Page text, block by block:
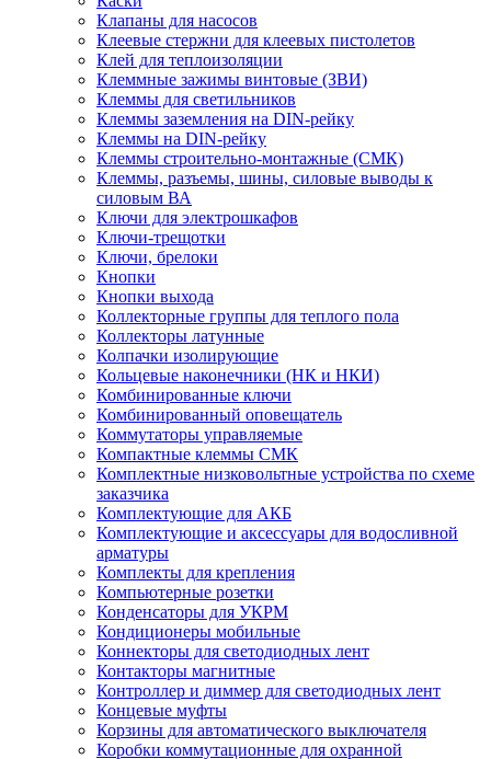
Клапаны для насосов
Клеевые стержни для клеевых пистолетов
Клей для теплоизоляции
Клеммные зажимы винтовые (ЗВИ)
Клеммы для светильников
Клеммы заземления на DIN-рейку
Клеммы на DIN-рейку
Клеммы строительно-монтажные (СМК)
Клеммы, разъемы, шины, силовые выводы к
силовым ВА
Ключи для электрошкафов
Ключи-трещотки
Ключи, брелоки
Кнопки
Кнопки выхода
Коллекторные группы для теплого пола
Коллекторы латунные
Колпачки изолирующие
Кольцевые наконечники (НК и НКИ)
Комбинированные ключи
Комбинированный оповещатель
Коммутаторы управляемые
Компактные клеммы СМК
Комплектные низковольтные устройства по схеме
заказчика
Комплектующие для АКБ
Комплектующие и аксессуары для водосливной
арматуры
Комплекты для крепления
Компьютерные розетки
Конденсаторы для УКРМ
Кондиционеры мобильные
Коннекторы для светодиодных лент
Контакторы магнитные
Контроллер и диммер для светодиодных лент
Концевые муфты
Корзины для автоматического выключателя
Коробки коммутационные для охранной